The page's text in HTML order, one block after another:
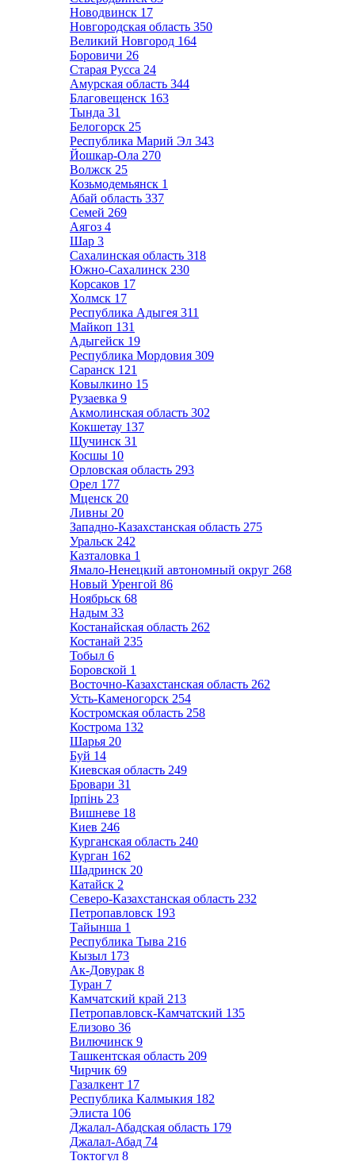
Новодвинск 17
Новгородская область 350
Великий Новгород 164
Боровичи 26
Старая Русса 24
Амурская область 344
Благовещенск 163
Тында 31
Белогорск 25
Республика Марий Эл 343
Йошкар-Ола 270
Волжск 25
Козьмодемьянск 1
Абай область 337
Семей 269
Аягоз 4
Шар 3
Сахалинская область 318
Южно-Сахалинск 230
Корсаков 17
Холмск 17
Республика Адыгея 311
Майкоп 131
Адыгейск 19
Республика Мордовия 309
Саранск 121
Ковылкино 15
Рузаевка 9
Акмолинская область 302
Кокшетау 137
Щучинск 31
Косшы 10
Орловская область 293
Орел 177
Мценск 20
Ливны 20
Западно-Казахстанская область 275
Уральск 242
Казталовка 1
Ямало-Ненецкий автономный округ 268
Новый Уренгой 86
Ноябрьск 68
Надым 33
Костанайская область 262
Костанай 235
Тобыл 6
Боровской 1
Восточно-Казахстанская область 262
Усть-Каменогорск 254
Костромская область 258
Кострома 132
Шарья 20
Буй 14
Киевская область 249
Бровари 31
Ірпінь 23
Вишневе 18
Киев 246
Курганская область 240
Курган 162
Шадринск 20
Катайск 2
Северо-Казахстанская область 232
Петропавловск 193
Тайынша 1
Республика Тыва 216
Кызыл 173
Ак-Довурак 8
Туран 7
Камчатский край 213
Петропавловск-Камчатский 135
Елизово 36
Вилючинск 9
Ташкентская область 209
Чирчик 69
Газалкент 17
Республика Калмыкия 182
Элиста 106
Джалал-Абадская область 179
Джалал-Абад 74
Токтогул 8